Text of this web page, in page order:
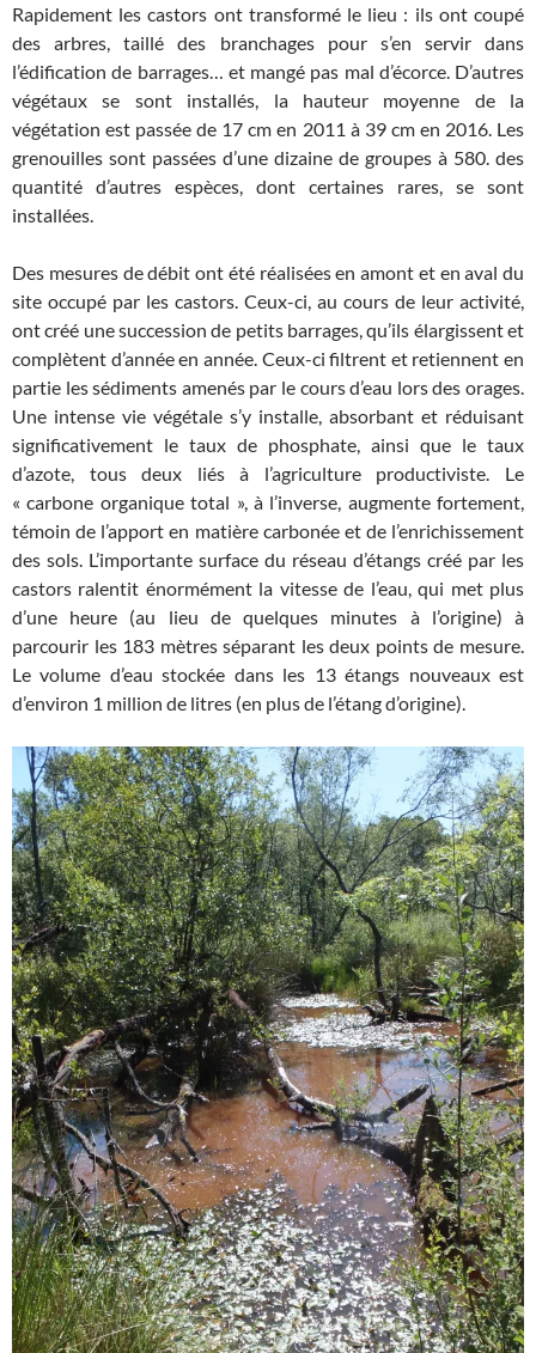
Rapidement les castors ont transformé le lieu : ils ont coupé
des arbres, taillé des branchages pour s’en servir dans
l’édification de barrages… et mangé pas mal d’écorce. D’autres
végétaux se sont installés, la hauteur moyenne de la
végétation est passée de 17 cm en 2011 à 39 cm en 2016. Les
grenouilles sont passées d’une dizaine de groupes à 580. des
quantité d’autres espèces, dont certaines rares, se sont
installées.
Des mesures de débit ont été réalisées en amont et en aval du
site occupé par les castors. Ceux-ci, au cours de leur activité,
ont créé une succession de petits barrages, qu’ils élargissent et
complètent d’année en année. Ceux-ci filtrent et retiennent en
partie les sédiments amenés par le cours d’eau lors des orages.
Une intense vie végétale s’y installe, absorbant et réduisant
significativement le taux de phosphate, ainsi que le taux
d’azote, tous deux liés à l’agriculture productiviste. Le
« carbone organique total », à l’inverse, augmente fortement,
témoin de l’apport en matière carbonée et de l’enrichissement
des sols. L’importante surface du réseau d’étangs créé par les
castors ralentit énormément la vitesse de l’eau, qui met plus
d’une heure (au lieu de quelques minutes à l’origine) à
parcourir les 183 mètres séparant les deux points de mesure.
Le volume d’eau stockée dans les 13 étangs nouveaux est
d’environ 1 million de litres (en plus de l’étang d’origine).